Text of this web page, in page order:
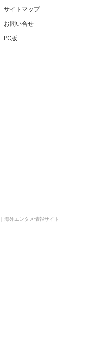
サイトマップ
お問い合せ
PC版
海外エンタメ情報サイト